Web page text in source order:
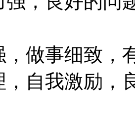
，做事细致，
，自我激励，